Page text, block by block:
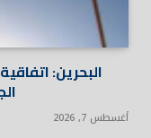
البحرين:
أغسطس 7, 2026